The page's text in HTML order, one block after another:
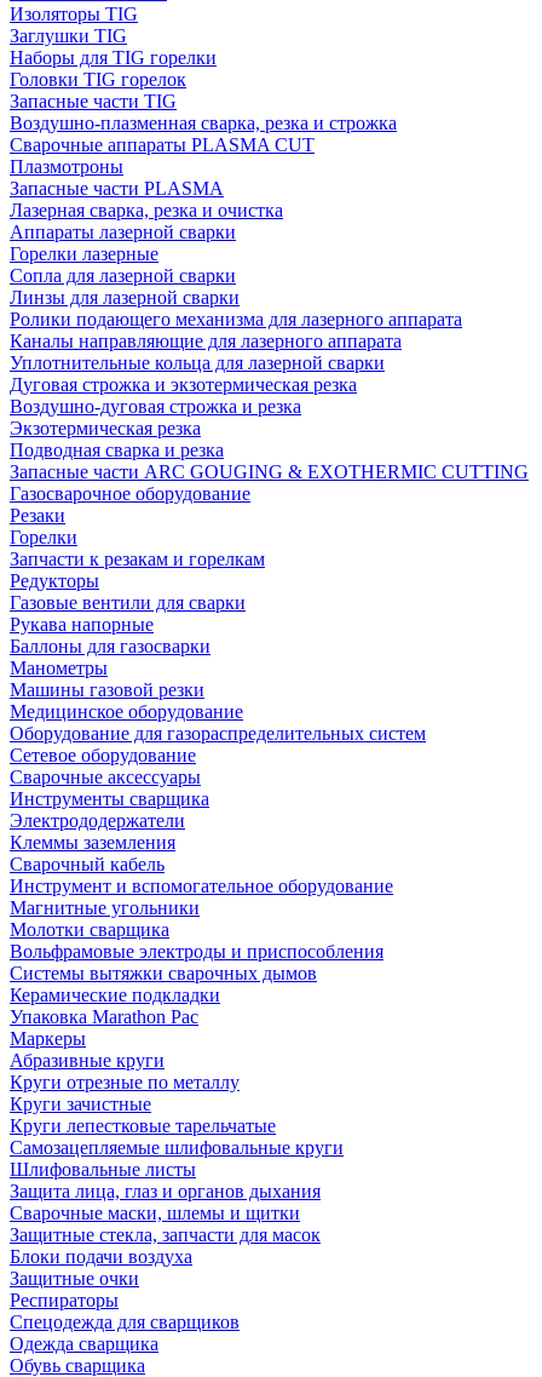
Изоляторы TIG
Заглушки TIG
Наборы для TIG горелки
Головки TIG горелок
Запасные части TIG
Воздушно-плазменная сварка, резка и строжка
Сварочные аппараты PLASMA CUT
Плазмотроны
Запасные части PLASMA
Лазерная сварка, резка и очистка
Аппараты лазерной сварки
Горелки лазерные
Сопла для лазерной сварки
Линзы для лазерной сварки
Ролики подающего механизма для лазерного аппарата
Каналы направляющие для лазерного аппарата
Уплотнительные кольца для лазерной сварки
Дуговая строжка и экзотермическая резка
Воздушно-дуговая строжка и резка
Экзотермическая резка
Подводная сварка и резка
Запасные части ARC GOUGING & EXOTHERMIC CUTTING
Газосварочное оборудование
Резаки
Горелки
Запчасти к резакам и горелкам
Редукторы
Газовые вентили для сварки
Рукава напорные
Баллоны для газосварки
Манометры
Машины газовой резки
Медицинское оборудование
Оборудование для газораспределительных систем
Сетевое оборудование
Сварочные аксессуары
Инструменты сварщика
Электрододержатели
Клеммы заземления
Сварочный кабель
Инструмент и вспомогательное оборудование
Магнитные угольники
Молотки сварщика
Вольфрамовые электроды и приспособления
Системы вытяжки сварочных дымов
Керамические подкладки
Упаковка Marathon Pac
Маркеры
Абразивные круги
Круги отрезные по металлу
Круги зачистные
Круги лепестковые тарельчатые
Самозацепляемые шлифовальные круги
Шлифовальные листы
Защита лица, глаз и органов дыхания
Сварочные маски, шлемы и щитки
Защитные стекла, запчасти для масок
Блоки подачи воздуха
Защитные очки
Респираторы
Спецодежда для сварщиков
Одежда сварщика
Обувь сварщика